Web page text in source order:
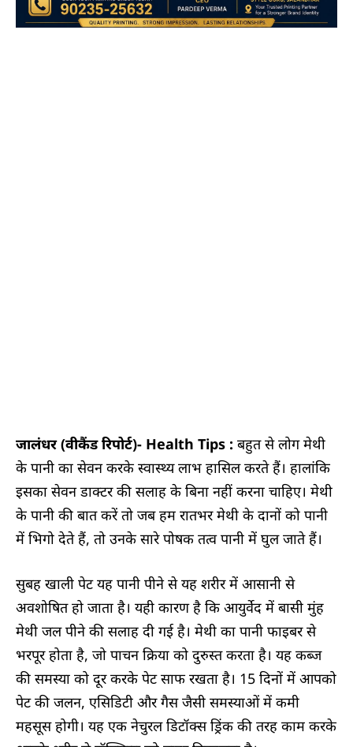
जालंधर (वीकैंड रिपोर्ट)- Health Tips : बहुत से लोग मेथी
के पानी का सेवन करके स्वास्थ्य लाभ हासिल करते हैं। हालांकि
इसका सेवन डाक्टर की सलाह के बिना नहीं करना चाहिए। मेथी
के पानी की बात करें तो जब हम रातभर मेथी के दानों को पानी
में भिगो देते हैं, तो उनके सारे पोषक तत्व पानी में घुल जाते हैं।
सुबह खाली पेट यह पानी पीने से यह शरीर में आसानी से
अवशोषित हो जाता है। यही कारण है कि आयुर्वेद में बासी मुंह
मेथी जल पीने की सलाह दी गई है। मेथी का पानी फाइबर से
भरपूर होता है, जो पाचन क्रिया को दुरुस्त करता है। यह कब्ज
की समस्या को दूर करके पेट साफ रखता है। 15 दिनों में आपको
पेट की जलन, एसिडिटी और गैस जैसी समस्याओं में कमी
महसूस होगी। यह एक नेचुरल डिटॉक्स ड्रिंक की तरह काम करके